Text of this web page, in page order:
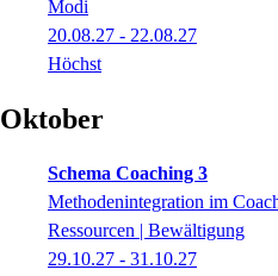
Modi
20.08.27 - 22.08.27
Höchst
Oktober
Schema Coaching 3
Methodenintegration im
Ressourcen | Bewältigung
29.10.27 - 31.10.27